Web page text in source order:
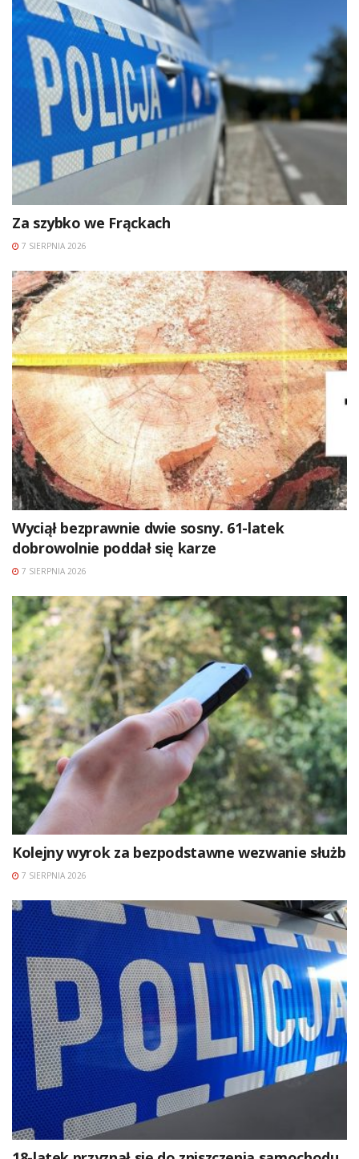
Za szybko we Frąckach
7 SIERPNIA 2026
Wyciął bezprawnie dwie sosny. 61-latek
dobrowolnie poddał się karze
7 SIERPNIA 2026
Kolejny wyrok za bezpodstawne wezwanie służb
7 SIERPNIA 2026